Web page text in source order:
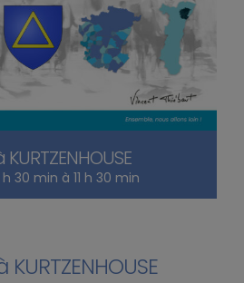
h 30 min à 11 h 30 min